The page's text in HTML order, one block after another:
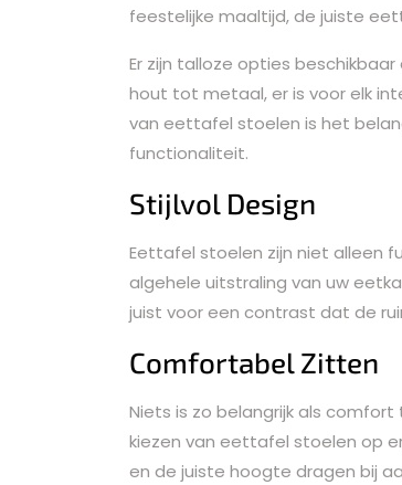
feestelijke maaltijd, de juiste
Er zijn talloze opties
hout tot metaal, er is voor elk
van eettafel stoelen is het
functionaliteit.
Stijlvol Design
Eettafel stoelen zijn niet alleen
algehele uitstraling van uw
juist voor een contrast dat de
Comfortabel Zitten
Niets is zo belangrijk als
kiezen van eettafel stoelen op
en de juiste hoogte dragen bij